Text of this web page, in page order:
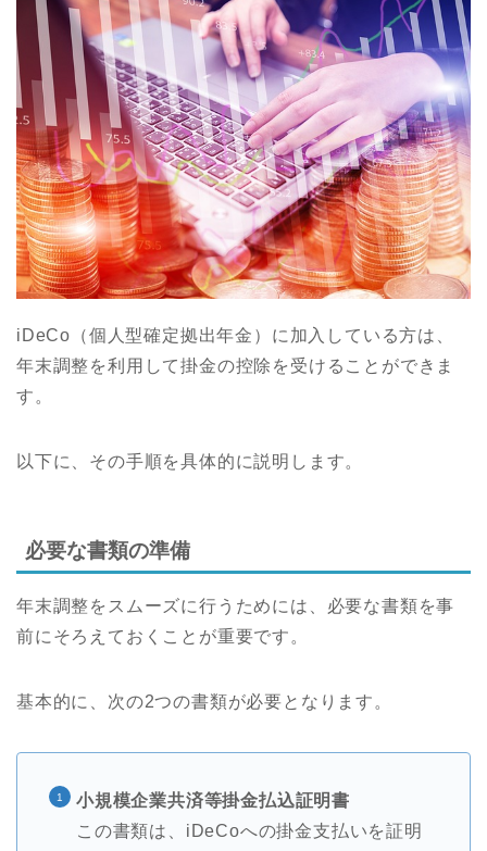
iDeCo（個人型確定拠出年金）に加入している方は、
年末調整を利用して掛金の控除を受けることができま
す。
以下に、その手順を具体的に説明します。
必要な書類の準備
年末調整をスムーズに行うためには、必要な書類を事
前にそろえておくことが重要です。
基本的に、次の2つの書類が必要となります。
小規模企業共済等掛金払込証明書
この書類は、iDeCoへの掛金支払いを証明